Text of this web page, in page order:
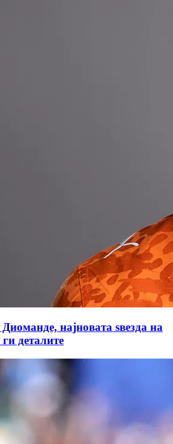
најновата ѕвезда на
деталите